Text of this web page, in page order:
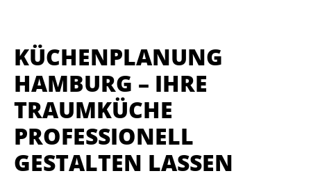
KÜCHENPLANUNG
HAMBURG – IHRE
TRAUMKÜCHE
PROFESSIONELL
GESTALTEN LASSEN